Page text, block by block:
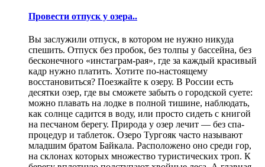
Провести отпуск у озера..
Вы заслужили отпуск, в котором не нужно никуда
спешить. Отпуск без пробок, без толпы у бассейна, без
бесконечного «инстаграм-рая», где за каждый красивый
кадр нужно платить. Хотите по-настоящему
восстановиться? Поезжайте к озеру. В России есть
десятки озер, где вы сможете забыть о городской суете:
можно плавать на лодке в полной тишине, наблюдать,
как солнце садится в воду, или просто сидеть с книгой
на песчаном берегу. Природа у озер лечит — без спа-
процедур и таблеток. Озеро Тургояк часто называют
младшим братом Байкала. Расположено оно среди гор,
на склонах которых множество туристических троп. К